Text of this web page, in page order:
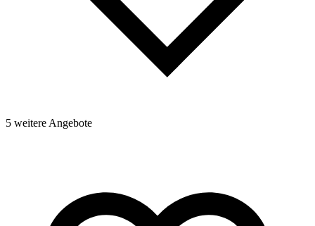
5 weitere Angebote